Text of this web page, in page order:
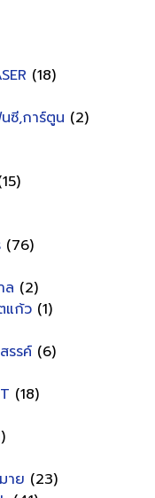
(18)
ซี,การ์ตูน (2)
(76)
ล (2)
แก้ว (1)
รรค์ (6)
(18)
าย (23)